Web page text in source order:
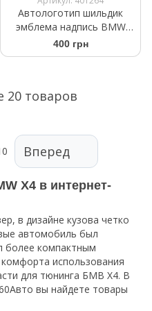
Автологотип шильдик
эмблема надпись BMW
Xdrive 55d Black Shadow
Edition
400 грн
20 товаров
Вперед
X4 в интернет-
в дизайне кузова четко
автомобиль был
более компактным
использования
для тюнинга БМВ Х4. В
вы найдете товары